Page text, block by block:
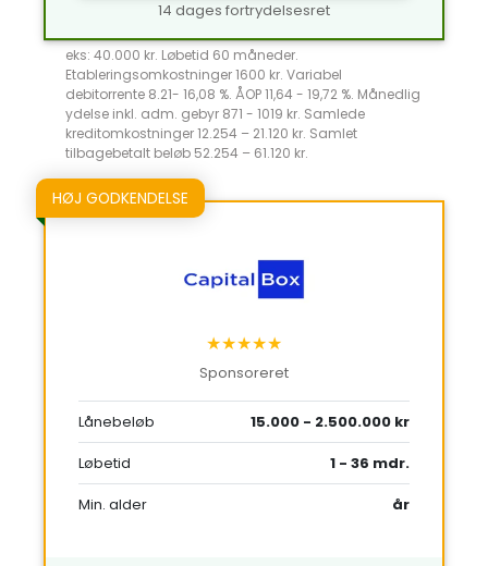
14 dages fortrydelsesret
eks: 40.000 kr. Løbetid 60 måneder.
Etableringsomkostninger 1600 kr. Variabel
debitorrente 8.21- 16,08 %. ÅOP 11,64 - 19,72 %. Månedlig
ydelse inkl. adm. gebyr 871 - 1019 kr. Samlede
kreditomkostninger 12.254 – 21.120 kr. Samlet
tilbagebetalt beløb 52.254 – 61.120 kr.
HØJ GODKENDELSE
★★★★★
Sponsoreret
Lånebeløb
15.000 - 2.500.000 kr
Løbetid
1 - 36 mdr.
Min. alder
år